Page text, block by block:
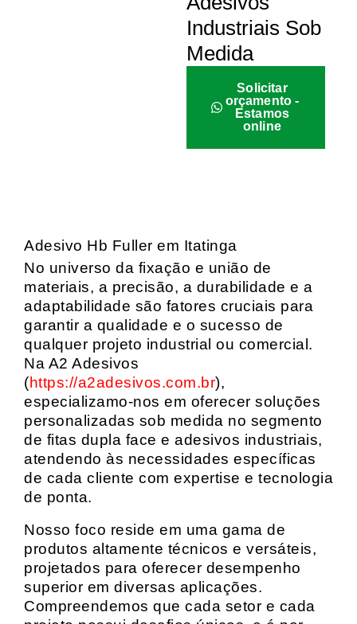
Industriais Sob
Medida
Solicitar
orçamento -
Estamos
online
Adesivo Hb Fuller em Itatinga
No universo da fixação e união de
materiais, a precisão, a durabilidade e a
adaptabilidade são fatores cruciais para
garantir a qualidade e o sucesso de
qualquer projeto industrial ou comercial.
Na A2 Adesivos
(https://a2adesivos.com.br),
especializamo-nos em oferecer soluções
personalizadas sob medida no segmento
de fitas dupla face e adesivos industriais,
atendendo às necessidades específicas
de cada cliente com expertise e tecnologia
de ponta.
Nosso foco reside em uma gama de
produtos altamente técnicos e versáteis,
projetados para oferecer desempenho
superior em diversas aplicações.
Compreendemos que cada setor e cada